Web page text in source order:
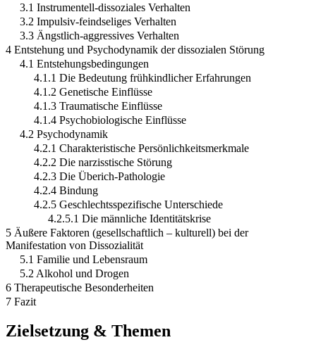
3.1 Instrumentell-dissoziales Verhalten
3.2 Impulsiv-feindseliges Verhalten
3.3 Ängstlich-aggressives Verhalten
4 Entstehung und Psychodynamik der dissozialen Störung
4.1 Entstehungsbedingungen
4.1.1 Die Bedeutung frühkindlicher Erfahrungen
4.1.2 Genetische Einflüsse
4.1.3 Traumatische Einflüsse
4.1.4 Psychobiologische Einflüsse
4.2 Psychodynamik
4.2.1 Charakteristische Persönlichkeitsmerkmale
4.2.2 Die narzisstische Störung
4.2.3 Die Überich-Pathologie
4.2.4 Bindung
4.2.5 Geschlechtsspezifische Unterschiede
4.2.5.1 Die männliche Identitätskrise
5 Äußere Faktoren (gesellschaftlich – kulturell) bei der
Manifestation von Dissozialität
5.1 Familie und Lebensraum
5.2 Alkohol und Drogen
6 Therapeutische Besonderheiten
7 Fazit
Zielsetzung & Themen